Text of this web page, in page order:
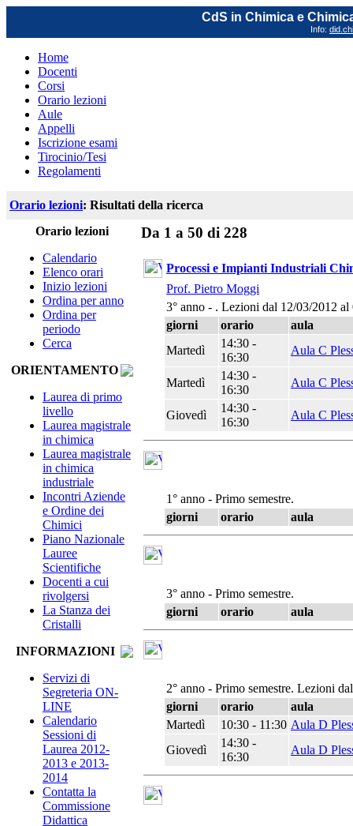
CdS in Chimica e
Info:
Home
Docenti
Corsi
Orario lezioni
Aule
Appelli
Iscrizione esami
Tirocinio/Tesi
Regolamenti
Orario lezioni: Risultati della ricerca
Orario lezioni
Calendario
Elenco orari
Inizio lezioni
Ordina per anno
Ordina per
periodo
Cerca
ORIENTAMENTO
Laurea di primo
livello
Laurea magistrale
in chimica
Laurea magistrale
in chimica
industriale
Incontri Aziende
e Ordine dei
Chimici
Piano Nazionale
Lauree
Scientifiche
Docenti a cui
rivolgersi
La Stanza dei
Cristalli
INFORMAZIONI
Servizi di
Segreteria ON-
LINE
Calendario
Sessioni di
Laurea 2012-
2013 e 2013-
2014
Contatta la
Commissione
Didattica
Da 1 a 50 di 228
Processi e Impianti Industriali
Prof. Pietro Moggi
3° anno - . Lezioni dal 12/03/2012 al
giorni
orario
aula
Martedì
14:30 -
16:30
Aula C
Martedì
14:30 -
16:30
Aula C
Giovedì
14:30 -
16:30
Aula C
1° anno - Primo semestre.
giorni
orario aula
3° anno - Primo semestre.
giorni
orario aula
2° anno - Primo semestre. Lezioni
giorni
orario
aula
Martedì
10:30 - 11:30 Aula D
Giovedì
14:30 -
16:30
Aula D